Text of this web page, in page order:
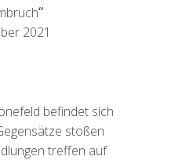
“
2021
befindet sich
stoßen
treffen auf